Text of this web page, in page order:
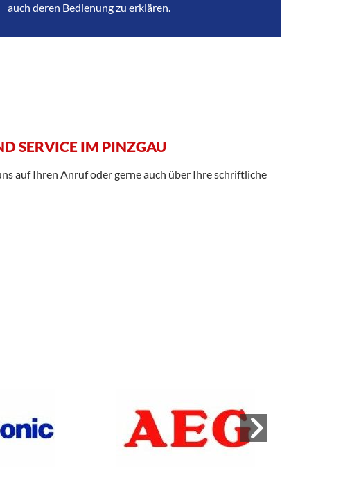
auch deren Bedienung zu erklären.
SERVICE IM PINZGAU
auf Ihren Anruf oder gerne auch über Ihre schriftliche